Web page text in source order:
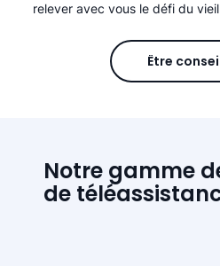
relever avec vous le défi du
Être
Notre gamme
de